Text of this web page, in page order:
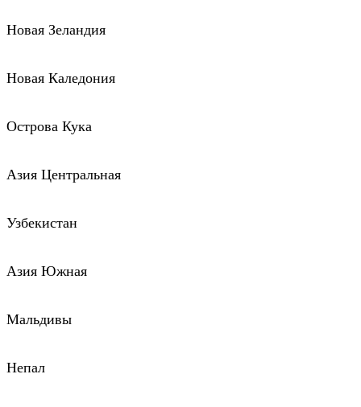
Новая Зеландия
Новая Каледония
Острова Кука
Азия Центральная
Узбекистан
Азия Южная
Мальдивы
Непал